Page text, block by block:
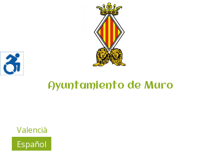
Ayuntamiento de Muro
Valencià
Español